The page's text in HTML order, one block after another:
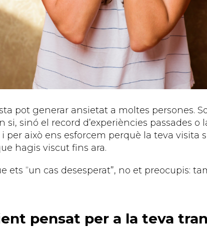
pot generar ansietat a moltes persones.
si, sinó el record d’experiències passades o
per això ens esforcem perquè la teva
hagis viscut fins ara.
ets “un cas desesperat”, no et preocupis:
pensat per a la teva